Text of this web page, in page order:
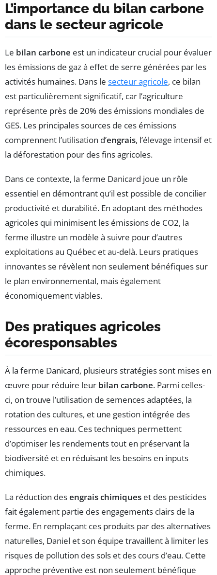
L’importance du bilan carbone
dans le secteur agricole
Le bilan carbone est un indicateur crucial pour évaluer
les émissions de gaz à effet de serre générées par les
activités humaines. Dans le secteur agricole, ce bilan
est particulièrement significatif, car l’agriculture
représente près de 20% des émissions mondiales de
GES. Les principales sources de ces émissions
comprennent l’utilisation d’engrais, l’élevage intensif et
la déforestation pour des fins agricoles.
Dans ce contexte, la ferme Danicard joue un rôle
essentiel en démontrant qu’il est possible de concilier
productivité et durabilité. En adoptant des méthodes
agricoles qui minimisent les émissions de CO2, la
ferme illustre un modèle à suivre pour d’autres
exploitations au Québec et au-delà. Leurs pratiques
innovantes se révèlent non seulement bénéfiques sur
le plan environnemental, mais également
économiquement viables.
Des pratiques agricoles
écoresponsables
À la ferme Danicard, plusieurs stratégies sont mises en
œuvre pour réduire leur bilan carbone. Parmi celles-
ci, on trouve l’utilisation de semences adaptées, la
rotation des cultures, et une gestion intégrée des
ressources en eau. Ces techniques permettent
d’optimiser les rendements tout en préservant la
biodiversité et en réduisant les besoins en inputs
chimiques.
La réduction desengrais chimiques et des pesticides
fait également partie des engagements clairs de la
ferme. En remplaçant ces produits par des alternatives
naturelles, Daniel et son équipe travaillent à limiter les
risques de pollution des sols et des cours d’eau. Cette
approche préventive est non seulement bénéfique